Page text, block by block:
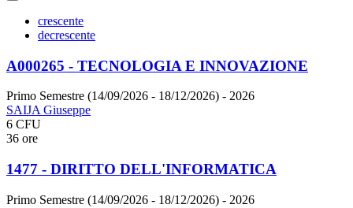
crescente
decrescente
A000265 - TECNOLOGIA E INNOVAZIONE
Primo Semestre (14/09/2026 - 18/12/2026) - 2026
SAIJA Giuseppe
6 CFU
36 ore
1477 - DIRITTO DELL'INFORMATICA
Primo Semestre (14/09/2026 - 18/12/2026) - 2026